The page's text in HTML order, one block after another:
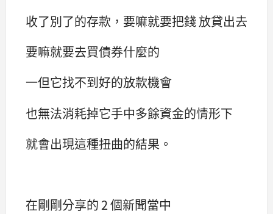
收了別了的存款，要嘛就要把錢 放貸出去
要嘛就要去買債券什麼的
一但它找不到好的放款機會
也無法消耗掉它手中多餘資金的情形下
就會出現這種扭曲的結果。
在剛剛分享的 2 個新聞當中